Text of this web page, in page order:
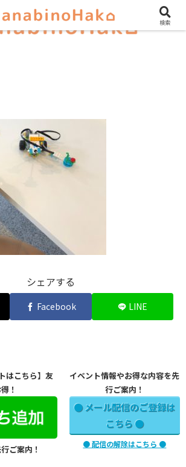
シェアする
Facebook LINE
はこちら】友
！
ご案内！
イベント情報やお得な内容を先
行ご案内！
● メール配信のご登録は
こちら ●
● 配信の解除はこちら ●
検索